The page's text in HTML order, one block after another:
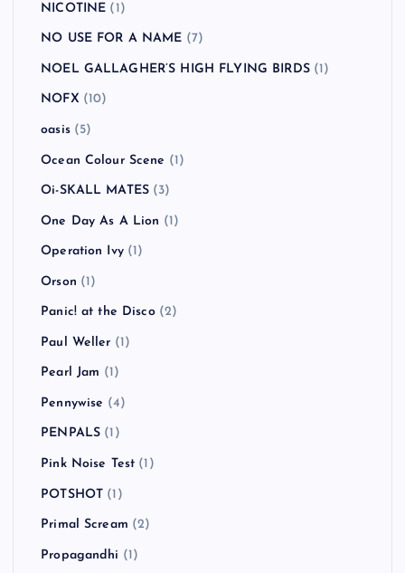
NICOTINE (1)
NO USE FOR A NAME (7)
NOEL GALLAGHER’S HIGH FLYING BIRDS(1)
NOFX (10)
oasis(5)
Ocean Colour Scene (1)
Oi-SKALL MATES (3)
One Day As A Lion (1)
Operation Ivy(1)
Orson (1)
Panic! at the Disco(2)
Paul Weller (1)
Pearl Jam (1)
Pennywise (4)
PENPALS (1)
Pink Noise Test (1)
POTSHOT (1)
Primal Scream (2)
Propagandhi (1)